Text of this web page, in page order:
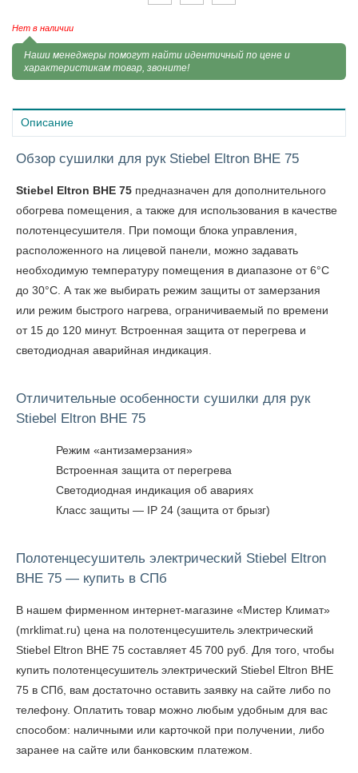
Нет в наличии
Наши менеджеры помогут найти идентичный по цене и
характеристикам товар, звоните!
Описание
Обзор сушилки для рук Stiebel Eltron BHE 75
Stiebel Eltron BHE 75 предназначен для дополнительного
обогрева помещения, а также для использования в качестве
полотенцесушителя. При помощи блока управления,
расположенного на лицевой панели, можно задавать
необходимую температуру помещения в диапазоне от 6°С
до 30°С. А так же выбирать режим защиты от замерзания
или режим быстрого нагрева, ограничиваемый по времени
от 15 до 120 минут. Встроенная защита от перегрева и
светодиодная аварийная индикация.
Отличительные особенности сушилки для рук
Stiebel Eltron BHE 75
Режим «антизамерзания»
Встроенная защита от перегрева
Светодиодная индикация об авариях
Класс защиты — IP 24 (защита от брызг)
Полотенцесушитель электрический Stiebel Eltron
BHE 75 — купить в СПб
В нашем фирменном интернет-магазине «Мистер Климат»
(mrklimat.ru) цена на полотенцесушитель электрический
Stiebel Eltron BHE 75 составляет 45 700 руб. Для того, чтобы
купить полотенцесушитель электрический Stiebel Eltron BHE
75 в СПб , вам достаточно оставить заявку на сайте либо по
телефону. Оплатить товар можно любым удобным для вас
способом: наличными или карточкой при получении, либо
заранее на сайте или банковским платежом.